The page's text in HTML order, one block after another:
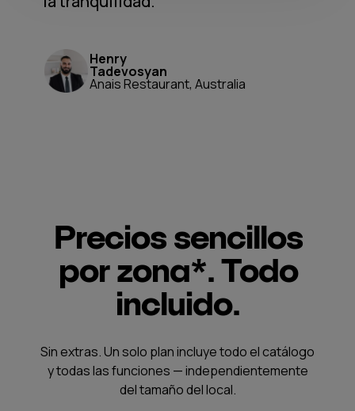
Henry
Tadevosyan
Anais Restaurant, Australia
Precios sencillos
por zona*. Todo
incluido.
Sin extras. Un solo plan incluye todo el catálogo
y todas las funciones — independientemente
del tamaño del local.